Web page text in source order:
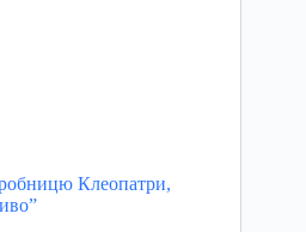
Клеопатри,